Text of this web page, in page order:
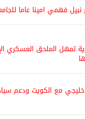
نبيل فهمي امينا عاما
مع الكويت ودعم